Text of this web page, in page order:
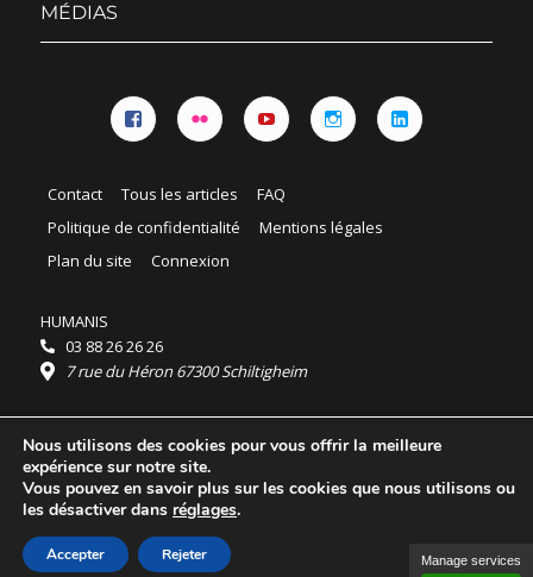
MÉDIAS
Contact Tous les articles
FAQ
Politique de confidentialité
Mentions légales
Plan du site
Connexion
HUMANIS
03 88 26 26 26
7 rue du Héron 67300 Schiltigheim
Horaires :
HUMANIS : du lundi au vendredi 9h - 18h
Ordidocaz : du lundi au vendredi 8h - 19h
© 2025 HUMANIS, tous droits réservés.
Licence Creative Commons Attribution 4.0
International
Nous utilisons des cookies pour vous offrir la meilleure
expérience sur notre site.
Vous pouvez en savoir plus sur les cookies que nous utilisons ou
les désactiver dans réglages.
Accepter Rejeter Manage services